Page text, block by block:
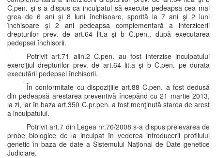
C.pen. şi s-a dispus ca inculpatul să execute pedeapsa cea mai
grea de 6 ani şi 8 luni închisoare, sporită la 7 ani şi 2 luni
închisoare şi 2 ani pedeapsa complementară a interzicerii
drepturilor prev. de art.64 lit.a şi b C.pen., după executarea
pedepsei închisorii.
Potrivit art.71 alin.2 C.pen. au fost interzise inculpatului
exerciţiul drepturilor prev. de art.64 lit.a şi b C.pen. pe durata
executării pedepsei închisorii.
În conformitate cu dispoziţiile art.88 C.pen. a fost dedusă
din pedeapsă arestarea preventivă începând cu 21 martie 2013,
la zi, iar în baza art.350 C.pr.pen. a fost menţinută starea de arest
a inculpatului.
Potrivit art.7 din Legea nr.76/2008 s-a dispus prelevarea de
probe biologice de la inculpat în vederea introducerii profilului
genetic în baza de date a Sistemului Naţional de Date genetice
Judiciare.